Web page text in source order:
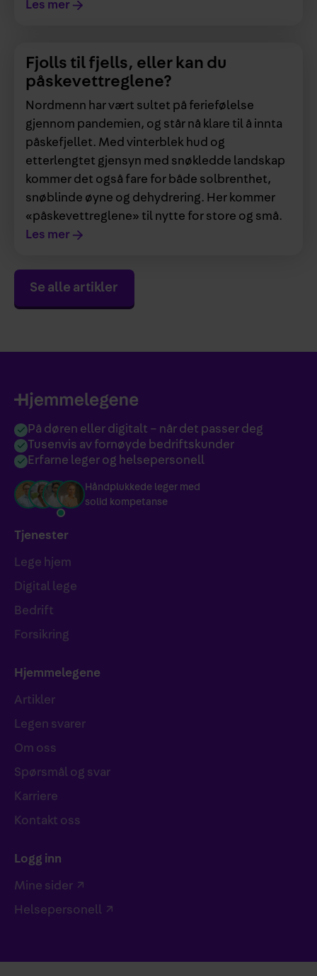
Les mer
Fjolls til fjells, eller kan du
påskevettreglene?
Nordmenn har vært sultet på feriefølelse
gjennom pandemien, og står nå klare til å innta
påskefjellet. Med vinterblek hud og
etterlengtet gjensyn med snøkledde landskap
kommer det også fare for både solbrenthet,
snøblinde øyne og dehydrering. Her kommer
«påskevettreglene» til nytte for store og små.
Les mer
Se alle artikler
På døren eller digitalt – når det passer deg
Tusenvis av fornøyde bedriftskunder
Erfarne leger og helsepersonell
Håndplukkede leger med
solid kompetanse
Tjenester
Lege hjem
Digital lege
Bedrift
Forsikring
Hjemmelegene
Artikler
Legen svarer
Om oss
Spørsmål og svar
Karriere
Kontakt oss
Logg inn
Mine sider
Helsepersonell